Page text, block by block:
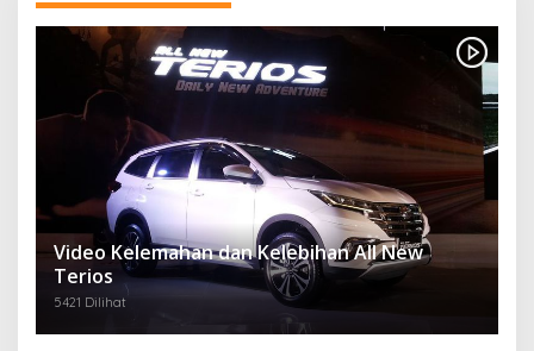
Video Kelemahan dan Kelebihan All New
Terios
5421 Dilihat